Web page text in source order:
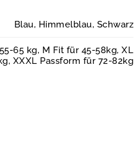
Blau, Himmelblau, Schwarz
65 kg, M Fit für 45-58kg, XL
XXXL Passform für 72-82kg